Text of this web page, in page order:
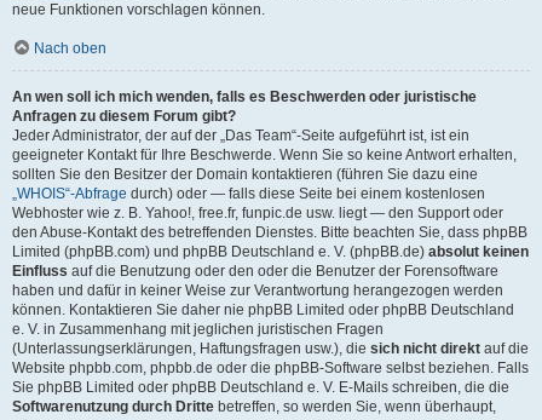
neue Funktionen vorschlagen können.
Nach oben
An wen soll ich mich wenden, falls es Beschwerden oder juristische
Anfragen zu diesem Forum gibt?
Jeder Administrator, der auf der „Das Team“-Seite aufgeführt ist, ist ein
geeigneter Kontakt für Ihre Beschwerde. Wenn Sie so keine Antwort erhalten,
sollten Sie den Besitzer der Domain kontaktieren (führen Sie dazu eine
„WHOIS“-Abfrage durch) oder — falls diese Seite bei einem kostenlosen
Webhoster wie z. B. Yahoo!, free.fr, funpic.de usw. liegt — den Support oder
den Abuse-Kontakt des betreffenden Dienstes. Bitte beachten Sie, dass phpBB
Limited (phpBB.com) und phpBB Deutschland e. V. (phpBB.de) absolut keinen
Einfluss auf die Benutzung oder den oder die Benutzer der Forensoftware
haben und dafür in keiner Weise zur Verantwortung herangezogen werden
können. Kontaktieren Sie daher nie phpBB Limited oder phpBB Deutschland
e. V. in Zusammenhang mit jeglichen juristischen Fragen
(Unterlassungserklärungen, Haftungsfragen usw.), die sich nicht direkt auf die
Website phpbb.com, phpbb.de oder die phpBB-Software selbst beziehen. Falls
Sie phpBB Limited oder phpBB Deutschland e. V. E-Mails schreiben, die die
Softwarenutzung durch Dritte betreffen, so werden Sie, wenn überhaupt,